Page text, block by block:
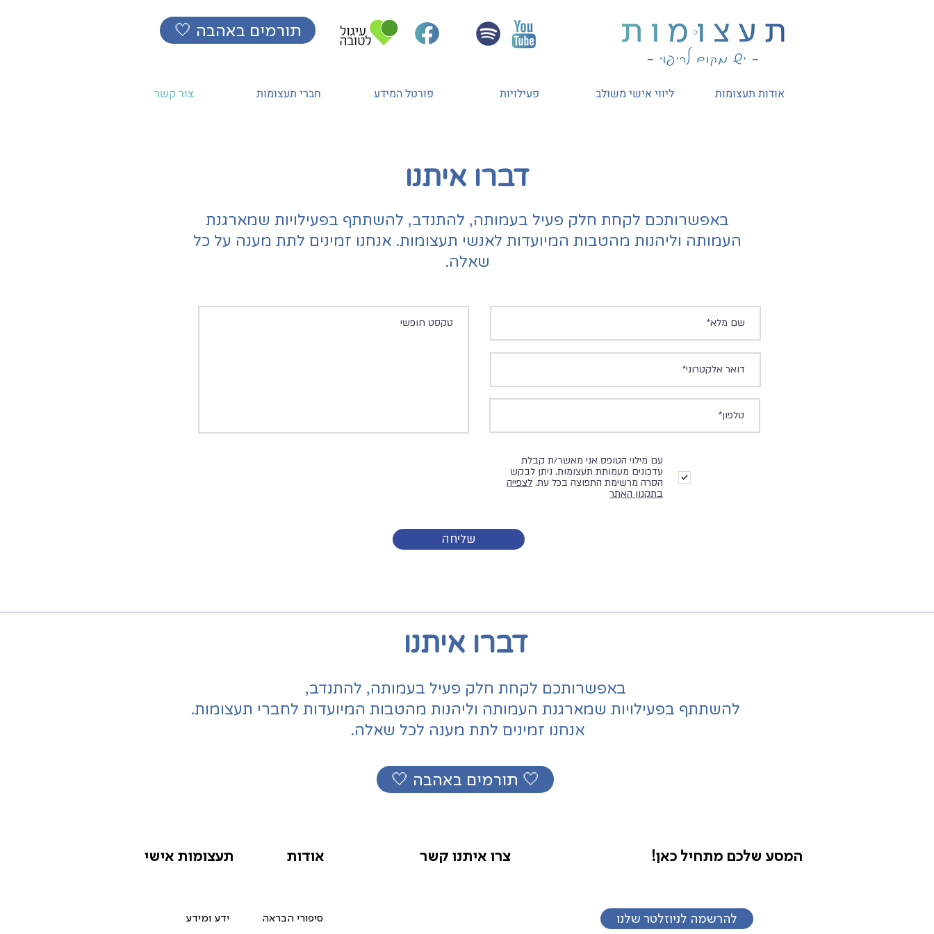
🤍 תורמים באהבה
אודות תעצומות ליווי אישי משולב פעילויות פורטל המידע חברי תעצומות צור קשר
דברו איתנו
באפשרותכם לקחת חלק פעיל בעמותה, להתנדב, להשתתף בפעילויות שמארגנת
העמותה וליהנות מהטבות המיועדות לאנשי תעצומות. אנחנו זמינים לתת מענה על כל
שאלה.
עם מילוי הטופס אני מאשר/ת קבלת
עדכונים מעמותת תעצומות. ניתן לבקש
הסרה מרשימת התפוצה בכל עת. לצפייה
בתקנון האתר
שליחה
דברו איתנו
באפשרותכם לקחת חלק פעיל בעמותה, להתנדב,
להשתתף בפעילויות שמארגנת העמותה וליהנות מהטבות המיועדות לחברי תעצומות.
אנחנו זמינים לתת מענה לכל שאלה.
🤍 תורמים באהבה 🤍
תעצומות אישי אודות
ידע ומידע סיפורי הבראה
צרו איתנו קשר המסע שלכם מתחיל כאן!
להרשמה לניוזלטר שלנו